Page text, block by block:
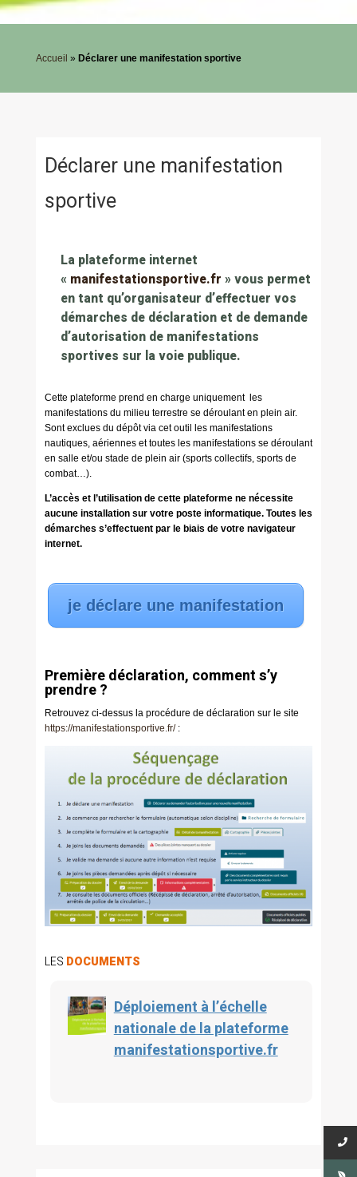
Accueil » Déclarer une manifestation sportive
Déclarer une manifestation
sportive
La plateforme internet
« manifestationsportive.fr » vous permet
en tant qu’organisateur d’effectuer vos
démarches de déclaration et de demande
d’autorisation de manifestations
sportives sur la voie publique.
Cette plateforme prend en charge uniquement les
manifestations du milieu terrestre se déroulant en plein air.
Sont exclues du dépôt via cet outil les manifestations
nautiques, aériennes et toutes les manifestations se déroulant
en salle et/ou stade de plein air (sports collectifs, sports de
combat…).
L’accès et l’utilisation de cette plateforme ne nécessite
aucune installation sur votre poste informatique. Toutes les
démarches s’effectuent par le biais de votre navigateur
internet.
je déclare une manifestation
Première déclaration, comment s’y
prendre ?
Retrouvez ci-dessus la procédure de déclaration sur le site
https://manifestationsportive.fr/:
LES DOCUMENTS
Déploiement à l’échelle
nationale de la plateforme
manifestationsportive.fr